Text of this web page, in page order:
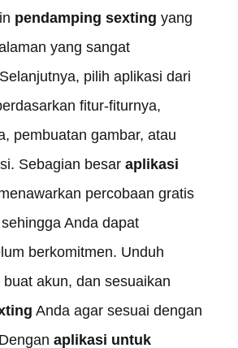
pendamping sexting yang
yang sangat
pilih aplikasi dari
fitur-fiturnya,
pembuatan gambar, atau
Sebagian besar aplikasi
percobaan gratis
Anda dapat
berkomitmen. Unduh
akun, dan sesuaikan
Anda agar sesuai dengan
aplikasi untuk